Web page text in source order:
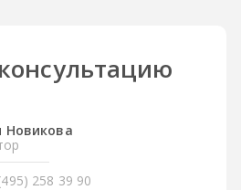
Новикова
258 39 90